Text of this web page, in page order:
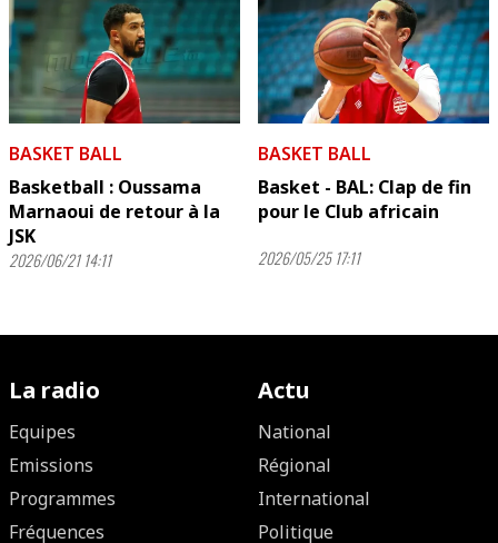
BASKET BALL
Basketball : Oussama
Marnaoui de retour à la
JSK
2026/06/21 14:11
BASKET BALL
Basket - BAL: Clap de fin
pour le Club africain
2026/05/25 17:11
La radio
Equipes
Emissions
Programmes
Fréquences
Actu
National
Régional
International
Politique